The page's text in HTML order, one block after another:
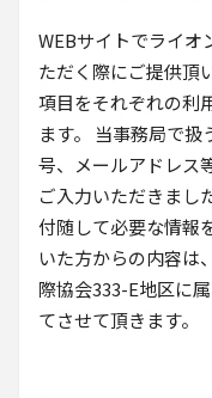
WEBサイトでライオ
ただく際にご提供頂
項目をそれぞれの利
ます。 当事務局で
号、メールアドレス
ご入力いただきまし
付随して必要な情報
いた方からの内容は
際協会333-E地区に
てさせて頂きます。